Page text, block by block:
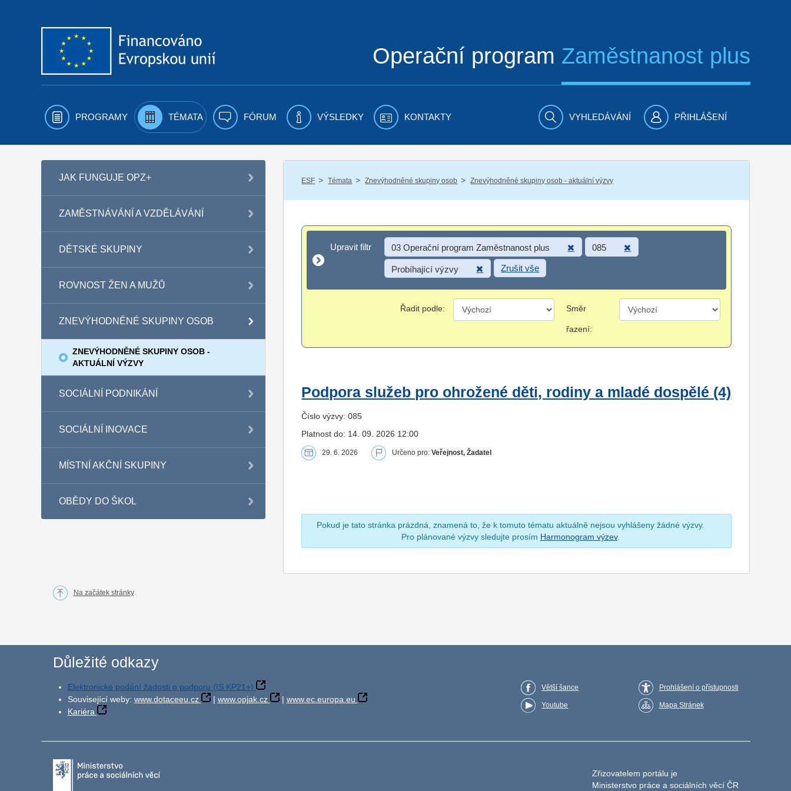
Operační program Zaměstnanost plus
PROGRAMY TÉMATA FÓRUM VÝSLEDKY KONTAKTY VYHLEDÁVÁNÍ PŘIHLÁŠENÍ
JAK FUNGUJE OPZ+
ZAMĚSTNÁVÁNÍ A VZDĚLÁVÁNÍ
DĚTSKÉ SKUPINY
ROVNOST ŽEN A MUŽŮ
ZNEVÝHODNĚNÉ SKUPINY OSOB
ZNEVÝHODNĚNÉ SKUPINY OSOB -
AKTUÁLNÍ VÝZVY
SOCIÁLNÍ PODNIKÁNÍ
SOCIÁLNÍ INOVACE
MÍSTNÍ AKČNÍ SKUPINY
OBĚDY DO ŠKOL
ESF / Témata / Znevýhodněné skupiny osob / Znevýhodněné skupiny osob - aktuální výzvy
Upravit filtr
Upravit filtr 03 Operační program Zaměstnanost plus 085
Probíhající výzvy Zrušit vše
Řadit podle: Směr
řazení:
Podpora služeb pro ohrožené děti, rodiny a mladé dospělé (4)
Číslo výzvy: 085
Platnost do: 14. 09. 2026 12:00
29. 6. 2026 Určeno pro:Veřejnost, Žadatel
Pokud je tato stránka prázdná, znamená to, že k tomuto tématu aktuálně nejsou vyhlášeny žádné výzvy.
Pro plánované výzvy sledujte prosím Harmonogram výzev.
Na začátek stránky
Důležité odkazy
Elektronické podání žádosti o podporu (IS KP21+)
Související weby: www.dotaceeu.cz | www.opjak.cz | www.ec.europa.eu
Kariéra
Větší šance
Youtube
Prohlášení o přístupnosti
Mapa Stránek
Zřizovatelem portálu je
Ministerstvo práce a sociálních věcí ČR